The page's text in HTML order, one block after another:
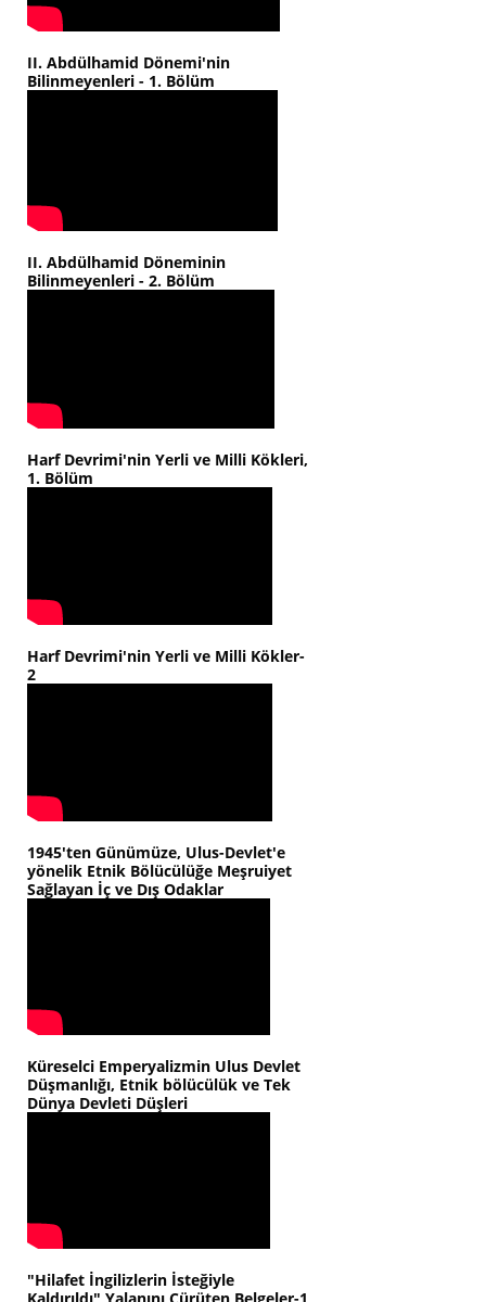
II. Abdülhamid Dönemi'nin
Bilinmeyenleri - 1. Bölüm
II. Abdülhamid Döneminin
Bilinmeyenleri - 2. Bölüm
Harf Devrimi'nin Yerli ve Milli Kökleri,
1. Bölüm
Harf Devrimi'nin Yerli ve Milli Kökler-
2
1945'ten Günümüze, Ulus-Devlet'e
yönelik Etnik Bölücülüğe Meşruiyet
Sağlayan İç ve Dış Odaklar
Küreselci Emperyalizmin Ulus Devlet
Düşmanlığı, Etnik bölücülük ve Tek
Dünya Devleti Düşleri
"Hilafet İngilizlerin İsteğiyle